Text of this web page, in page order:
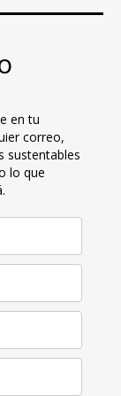
en tu
correo,
sustentables
lo que